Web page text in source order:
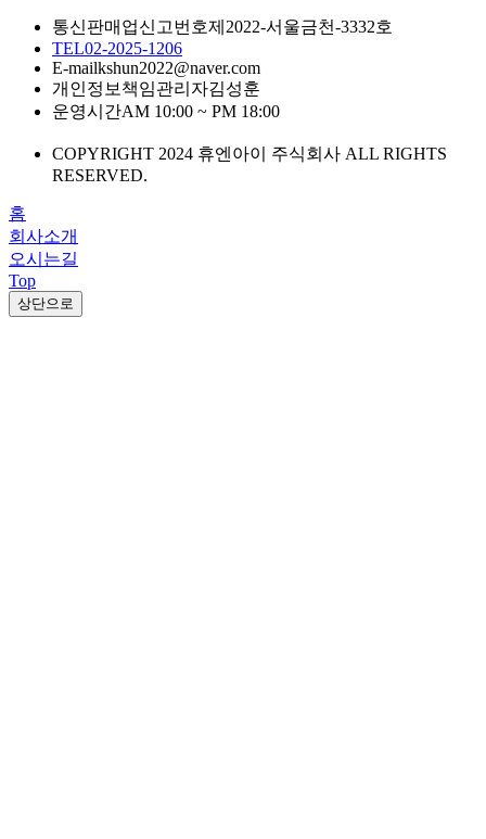
통신판매업신고번호제2022-서울금천-3332호
TEL02-2025-1206
E-mailkshun2022@naver.com
개인정보책임관리자김성훈
운영시간AM 10:00 ~ PM 18:00
COPYRIGHT 2024 휴엔아이 주식회사 ALL RIGHTS
RESERVED.
홈
회사소개
오시는길
Top
상단으로